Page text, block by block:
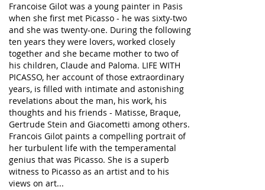
Francoise Gilot was a young painter in Pasis
when she first met Picasso - he was sixty-two
and she was twenty-one. During the following
ten years they were lovers, worked closely
together and she became mother to two of
his children, Claude and Paloma. LIFE WITH
PICASSO, her account of those extraordinary
years, is filled with intimate and astonishing
revelations about the man, his work, his
thoughts and his friends - Matisse, Braque,
Gertrude Stein and Giacometti among others.
Francois Gilot paints a compelling portrait of
her turbulent life with the temperamental
genius that was Picasso. She is a superb
witness to Picasso as an artist and to his
views on art...